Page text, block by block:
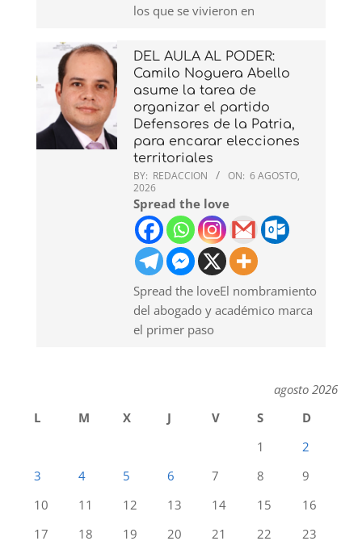
los que se vivieron en
DEL AULA AL PODER:
Camilo Noguera Abello
asume la tarea de
organizar el partido
Defensores de la Patria,
para encarar elecciones
territoriales
BY: REDACCION ON: 6 AGOSTO,
2026
Spread the love
Spread the loveEl nombramiento
del abogado y académico marca
el primer paso
agosto 2026
L
M X J V S
D
1
2
3
4 5 6 7 8
9
10
11 12 13 14 15
16
17
18 19 20 21 22
23